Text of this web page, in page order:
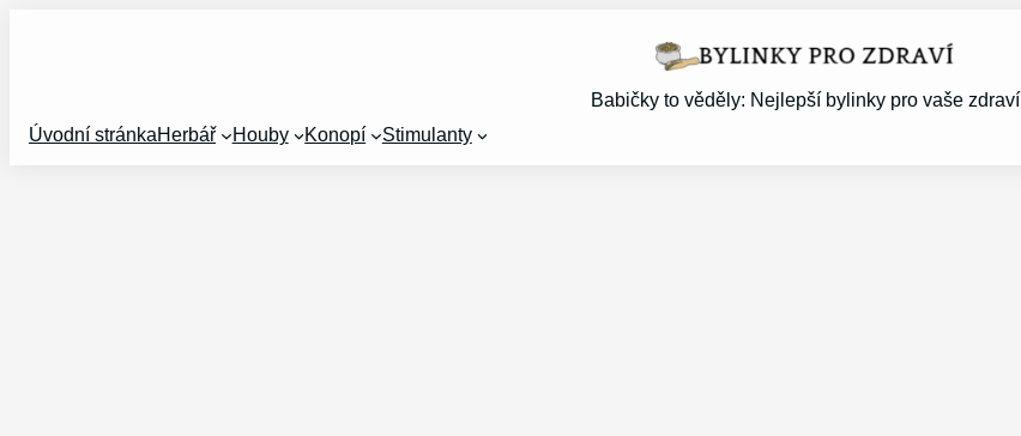
Babičky to věděly: Nejlepší bylinky pro vaše zdraví
Úvodní stránkaHerbář Houby Konopí Stimulanty